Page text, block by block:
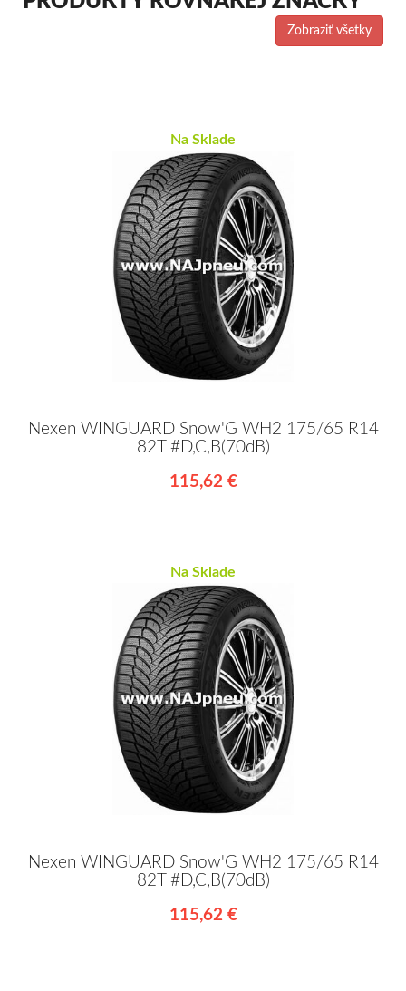
Zobraziť všetky
Na Sklade
Nexen WINGUARD Snow'G WH2 175/65 R14
82T #D,C,B(70dB)
115,62 €
Na Sklade
Nexen WINGUARD Snow'G WH2 175/65 R14
82T #D,C,B(70dB)
115,62 €